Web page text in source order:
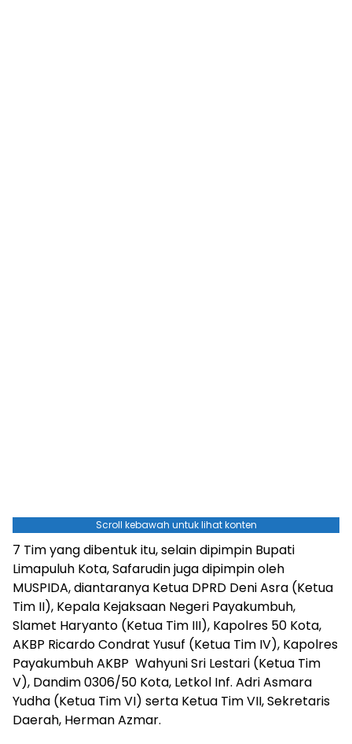
Scroll kebawah untuk lihat konten
7 Tim yang dibentuk itu, selain dipimpin Bupati
Limapuluh Kota, Safarudin juga dipimpin oleh
MUSPIDA, diantaranya Ketua DPRD Deni Asra (Ketua
Tim II), Kepala Kejaksaan Negeri Payakumbuh,
Slamet Haryanto (Ketua Tim III), Kapolres 50 Kota,
AKBP Ricardo Condrat Yusuf (Ketua Tim IV), Kapolres
Payakumbuh AKBP Wahyuni Sri Lestari (Ketua Tim
V), Dandim 0306/50 Kota, Letkol Inf. Adri Asmara
Yudha (Ketua Tim VI) serta Ketua Tim VII, Sekretaris
Daerah, Herman Azmar.